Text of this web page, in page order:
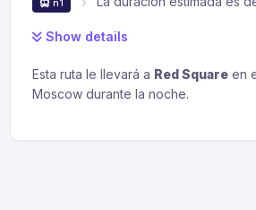
n1
Show details
Esta ruta le llevará a Red Square en
Moscow durante la noche.